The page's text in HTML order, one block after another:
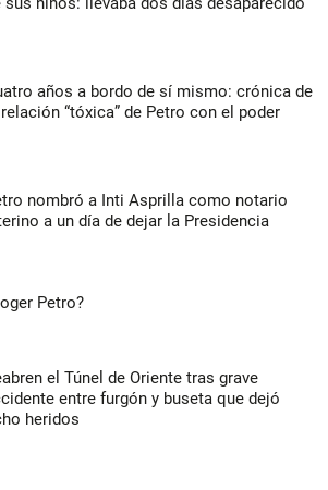
años a bordo de sí mismo: crónica de
relación “tóxica” de Petro con el poder
nombró a Inti Asprilla como notario
a un día de dejar la Presidencia
Petro?
el Túnel de Oriente tras grave
entre furgón y buseta que dejó
heridos